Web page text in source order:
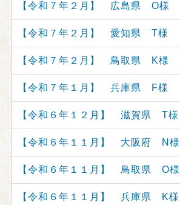
【令和７年２月】 広島県 O様
【令和７年２月】 愛知県 T様
【令和７年２月】 鳥取県 K様
【令和７年１月】 兵庫県 F様
【令和６年１２月】 滋賀県 T様
【令和６年１１月】 大阪府 N様
【令和６年１１月】 鳥取県 O様
【令和６年１１月】 兵庫県 K様